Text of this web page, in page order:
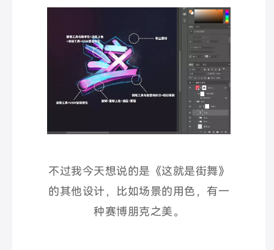
不过我今天想说的是《这就是街舞》
的其他设计，比如场景的用色，有一
种赛博朋克之美。